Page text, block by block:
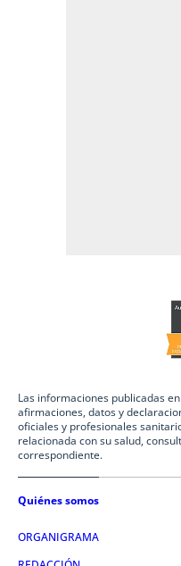
Las informaciones publicadas
afirmaciones, datos y
oficiales y profesionales
relacionada con su salud,
correspondiente.
Quiénes somos
ORGANIGRAMA